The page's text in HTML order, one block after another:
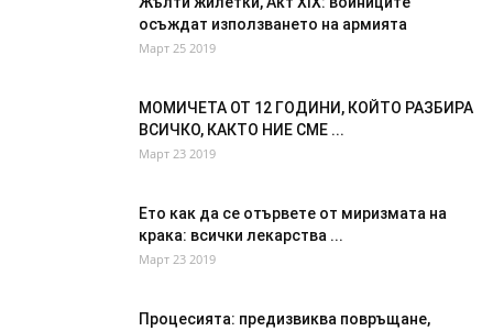
осъждат използването на армията
Март 25 2019
МОМИЧЕТА ОТ 12 ГОДИНИ, КОЙТО РАЗБИРА
ВСИЧКО, КАКТО НИЕ СМЕ ...
Март 23 2019
Ето как да се отървете от миризмата на
крака: всички лекарства ...
Март 23 2019
Процесията: предизвиква повръщане,